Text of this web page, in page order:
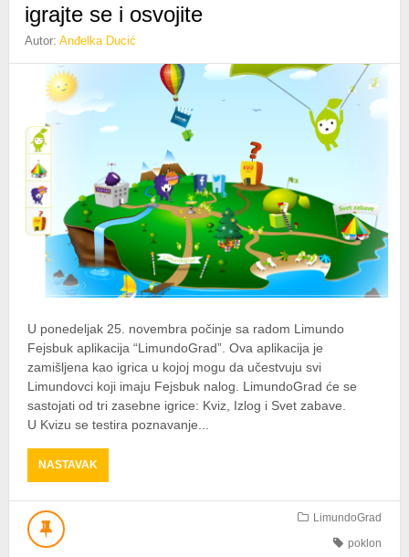
igrajte se i osvojite
Autor:Anđelka Ducić
U ponedeljak 25. novembra počinje sa radom Limundo
Fejsbuk aplikacija “LimundoGrad”. Ova aplikacija je
zamišljena kao igrica u kojoj mogu da učestvuju svi
Limundovci koji imaju Fejsbuk nalog. LimundoGrad će se
sastojati od tri zasebne igrice: Kviz, Izlog i Svet zabave.
U Kvizu se testira poznavanje...
NASTAVAKABOUT
[NAGRADE]
NOVA
LimundoGrad
poklon